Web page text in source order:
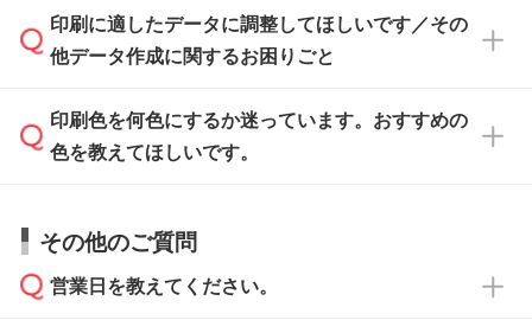
ご入稿後は経験豊富なスタッフがデータに不備
がないかチェックし、お客様と確認してから印
刷に進みますので、ご安心ください。
入稿用のテンプレートはPDF形式ですが、
IllustratorやPhotoshopで開いてご利用いただけ
方」をご確認ください。
印刷に適したデータ・解像度かどうか、担当ス
タッフが事前に確認いたします。
ムへ添付いただくか、担当スタッフ宛にメール
でお送りください。
い合わせください。
なお、印刷用データの作り方に関する詳細は、
印刷に適したデータに調整してほしいです／その
他データ作成に関するお困りごと
データ作成でお困りの際には、担当スタッフが
サポートいたしますのでお気軽にご相談くださ
から添付してお送りください。
印刷色を何色にするか迷っています。おすすめの
色を教えてほしいです。
お見積・ご注文・
相談いただきますと、担当スタッフがお客様の
ご希望や商品の本体色を確認し、印刷色をご提
その他のご質問
営業日を教えてください。